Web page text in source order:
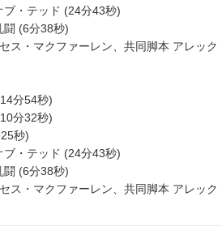
ブ・テッド (24分43秒)
闘 (6分38秒)
ス・マクファーレン、共同脚本 アレッ
分54秒)
分32秒)
秒)
ブ・テッド (24分43秒)
闘 (6分38秒)
ス・マクファーレン、共同脚本 アレッ